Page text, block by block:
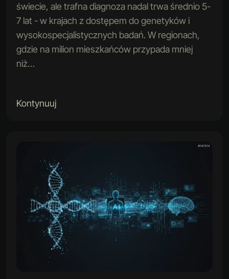
świecie, ale trafna diagnoza nadal trwa średnio 5-
7 lat - w krajach z dostępem do genetyków i
wysokospecjalistycznych badań. W regionach,
gdzie na milion mieszkańców przypada mniej
niż…
Kontynuuj